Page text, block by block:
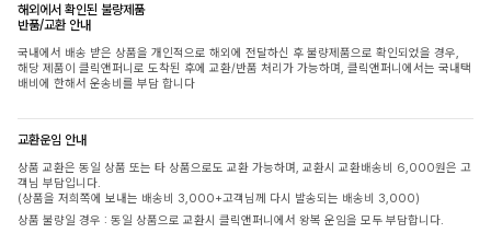
해외에서 확인된 불량제품
반품/교환 안내
국내에서 배송 받은 상품을 개인적으로 해외에 전달하신 후 불량제품으로 확인되었을 경우,
해당 제품이 클릭앤퍼니로 도착된 후에 교환/반품 처리가 가능하며, 클릭앤퍼니에서는 국내택
배비에 한해서 운송비를 부담 합니다
교환운임 안내
상품 교환은 동일 상품 또는 타 상품으로도 교환 가능하며, 교환시 교환배송비 6,000원은 고
객님 부담입니다.
(상품을 저희쪽에 보내는 배송비 3,000+고객님께 다시 발송되는 배송비 3,000)
상품 불량일 경우 : 동일 상품으로 교환시 클릭앤퍼니에서 왕복 운임을 모두 부담합니다.